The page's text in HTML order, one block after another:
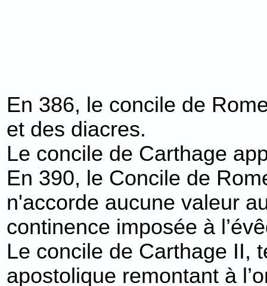
En 386, le concile de
et des diacres.
Le concile de Carthage
En 390, le Concile de
n'accorde aucune valeur
continence imposée à
Le concile de Carthage II,
apostolique remontant à